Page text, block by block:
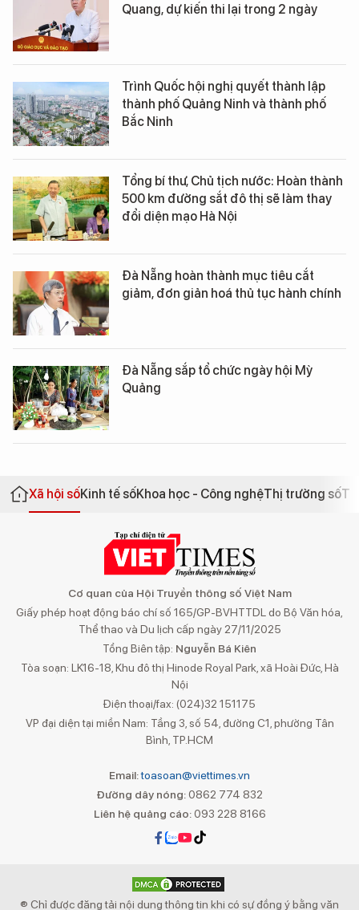
Quang, dự kiến thi lại trong 2 ngày
Trình Quốc hội nghị quyết thành lập
thành phố Quảng Ninh và thành phố
Bắc Ninh
Tổng bí thư, Chủ tịch nước: Hoàn thành
500 km đường sắt đô thị sẽ làm thay
đổi diện mạo Hà Nội
Đà Nẵng hoàn thành mục tiêu cắt
giảm, đơn giản hoá thủ tục hành chính
Đà Nẵng sắp tổ chức ngày hội Mỳ
Quảng
Xã hội sốKinh tế sốKhoa học - Công nghệThị trường số
Cơ quan của Hội Truyền thông số Việt Nam
Giấy phép hoạt động báo chí số 165/GP-BVHTTDL do Bộ Văn hóa,
Thể thao và Du lịch cấp ngày 27/11/2025
Tổng Biên tập: Nguyễn Bá Kiên
Tòa soạn: LK16-18, Khu đô thị Hinode Royal Park, xã Hoài Đức, Hà
Nội
Điện thoại/fax: (024)32 151175
VP đại diện tại miền Nam: Tầng 3, số 54, đường C1, phường Tân
Bình, TP.HCM
Email:toasoan@viettimes.vn
Đường dây nóng: 0862 774 832
Liên hệ quảng cáo:093 228 8166
® Chỉ được đăng tải nội dung thông tin khi có sự đồng ý bằng văn